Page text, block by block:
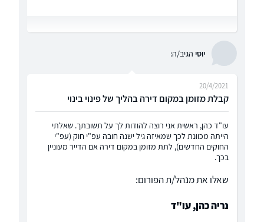
יוסי הגיב/ה:
קבלת מזומן במקום דירה בהליך של פינוי בינוי
20/4/2021
עו"ד כהן, ראשית אני רוצה להודות לך על תשובתך. שאלתי
הייתה מכוונת לכך שמאיזה גיל ישנה חובה עפ"י חוק (עפ"י
החוקים החדשים), לתת מזומן במקום דירה אם הדייר מעוניין
בכך.
שאלו את מנהל/ת הפורום:
נריה כהן, עו"ד